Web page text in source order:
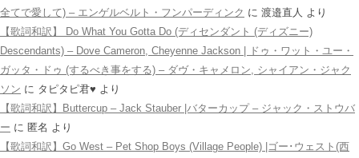
全てで愛して) – エンゲルベルト・フンパーディンク に 渡邉直人 より
【歌詞和訳】 Do What You Gotta Do (ディセンダント (ディズニー)
Descendants) – Dove Cameron, Cheyenne Jackson | ドゥ・ワット・ユー・
ガッタ・ドゥ (するべき事をする) – ダヴ・キャメロン, シャイアン・ジャク
ソン に タピタピ君♥️ より
【歌詞和訳】Buttercup – Jack Stauber |バターカップ – ジャック・ストウバ
ー に 匿名 より
【歌詞和訳】Go West – Pet Shop Boys (Village People) |ゴー･ウェスト(西